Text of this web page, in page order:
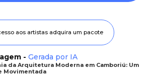
aos artistas adquira um pacote
- Gerada por IA
da Arquitetura Moderna em Camboriú: Um
Movimentada